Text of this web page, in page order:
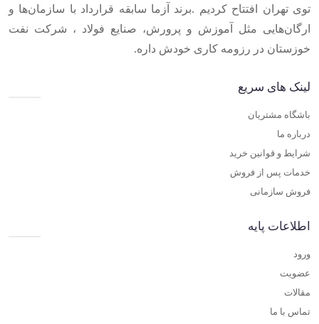
توی تهران افتتاح کردیم .برند آزما سابقه قرارداد با سازمان‌ها و
ارگان‌هایی مثل آموزش و پرورش، صنایع فولاد ، شرکت نفت
خوزستان در رزومه کاری خودش داره.
لینک های سریع
باشگاه مشتریان
درباره ما
شرایط و قوانین خرید
خدمات پس از فروش
فروش سازمانی
اطلاعات پایه
ورود
عضویت
مقالات
تماس با ما